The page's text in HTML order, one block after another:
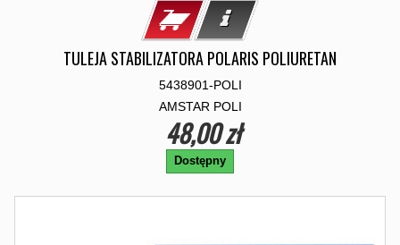
TULEJA STABILIZATORA POLARIS POLIURETAN
5438901-POLI
AMSTAR POLI
48,00 zł
Dostępny